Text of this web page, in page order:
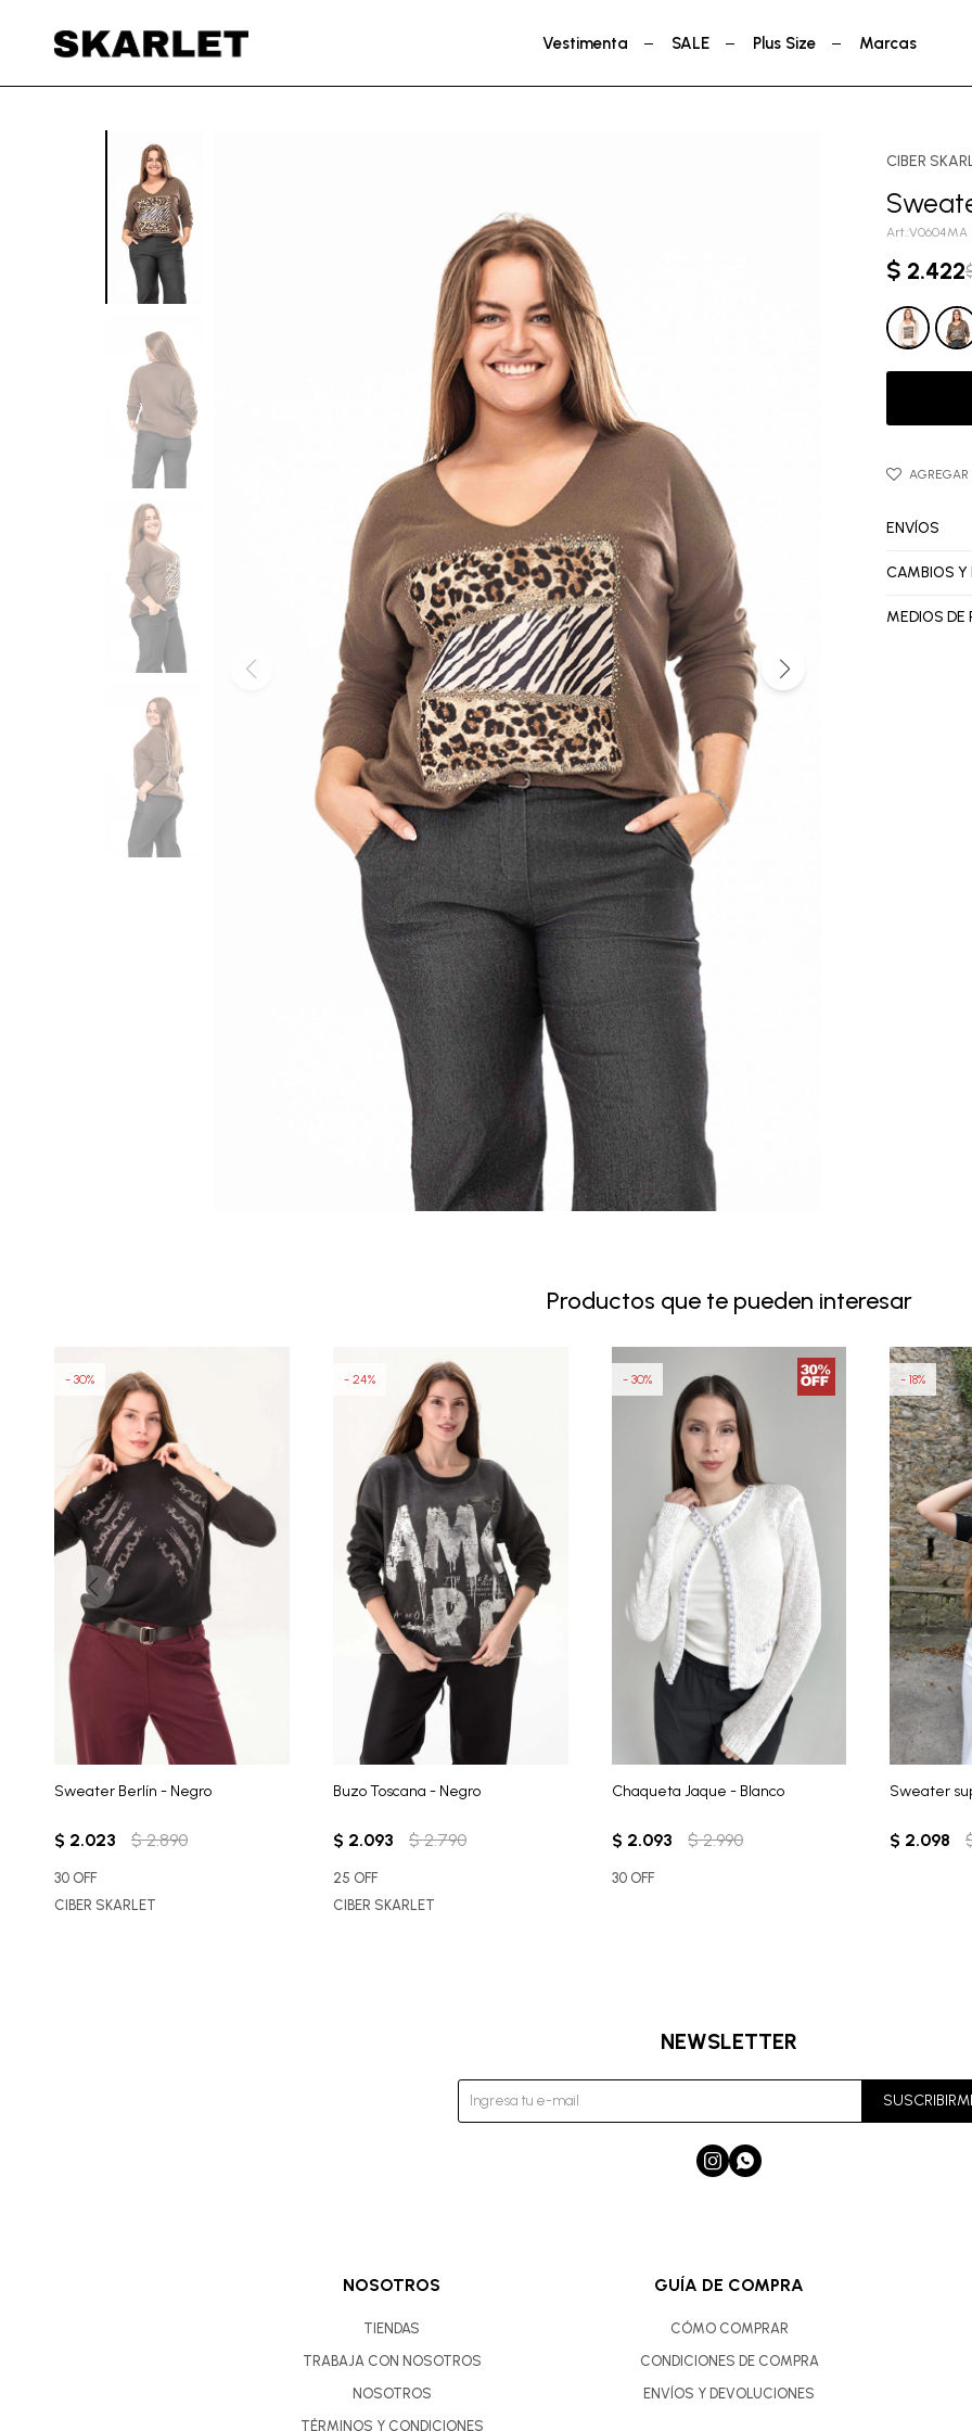
Vestimenta SALE Plus Size Marcas
CIBER
V0604MA
$ 2.422
ENVÍOS
CAMBIOS Y
MEDIOS DE
Productos que te pueden interesar
Sweater Berlín - Negro
$ 2.023 $ 2.890
30
30 OFF
CIBER SKARLET
Buzo Toscana - Negro
$ 2.093 $ 2.790
24
25 OFF
CIBER SKARLET
Chaqueta Jaque - Blanco
$ 2.093 $ 2.990
30
30 OFF
Sweater
$ 2.098
18
NOSOTROS
TIENDAS
TRABAJA CON NOSOTROS
NOSOTROS
TÉRMINOS Y CONDICIONES
GUÍA DE COMPRA
CÓMO COMPRAR
CONDICIONES DE COMPRA
ENVÍOS Y DEVOLUCIONES
NEWSLETTER
 